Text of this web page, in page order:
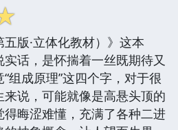
五版·立体化教材）》这本
话，是怀揣着一丝既期待又
组成原理”这四个字，对于很
说，可能就像是高悬头顶的
晦涩难懂，充满了各种二进